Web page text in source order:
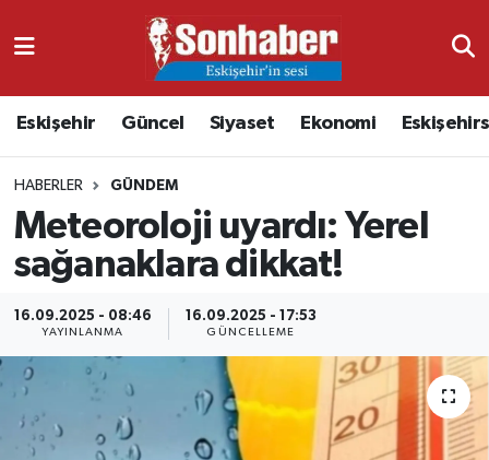
Eskişehir Güncel Siyaset Ekonomi
HABERLER GÜNDEM
Meteoroloji uyardı: Yerel
sağanaklara dikkat!
16.09.2025 - 08:46
YAYINLANMA
16.09.2025 - 17:53
GÜNCELLEME
Ekonomi
Güncel
Kültür & Sanat
Magazin
Resmi İlanlar
Nöbetçi Eczaneler
Namaz Vakitleri
Trafik Durumu
Süper Lig Puan Durumu ve Fikstür
Tüm Manşetler
Son Dakika Haberleri